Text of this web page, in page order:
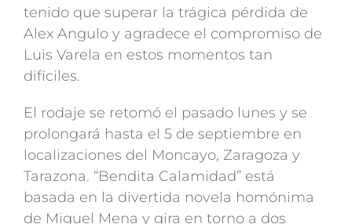
tenido que superar la trágica pérdida de
Alex Angulo y agradece el compromiso de
Luis Varela en estos momentos tan
difíciles.
El rodaje se retomó el pasado lunes y se
prolongará hasta el 5 de septiembre en
localizaciones del Moncayo, Zaragoza y
Tarazona. “Bendita Calamidad” está
basada en la divertida novela homónima
de Miguel Mena y gira en torno a dos